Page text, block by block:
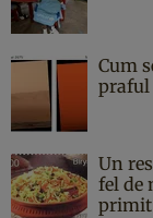
Cum
praful
Un
fel de
primit